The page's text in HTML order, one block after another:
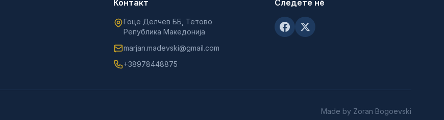
Контакт
Гоце Делчев ББ, Тетово
Република Македонија
marjan.madevski@gmail.com
+38978448875
Следете нè
Made by Zoran Bogoevski